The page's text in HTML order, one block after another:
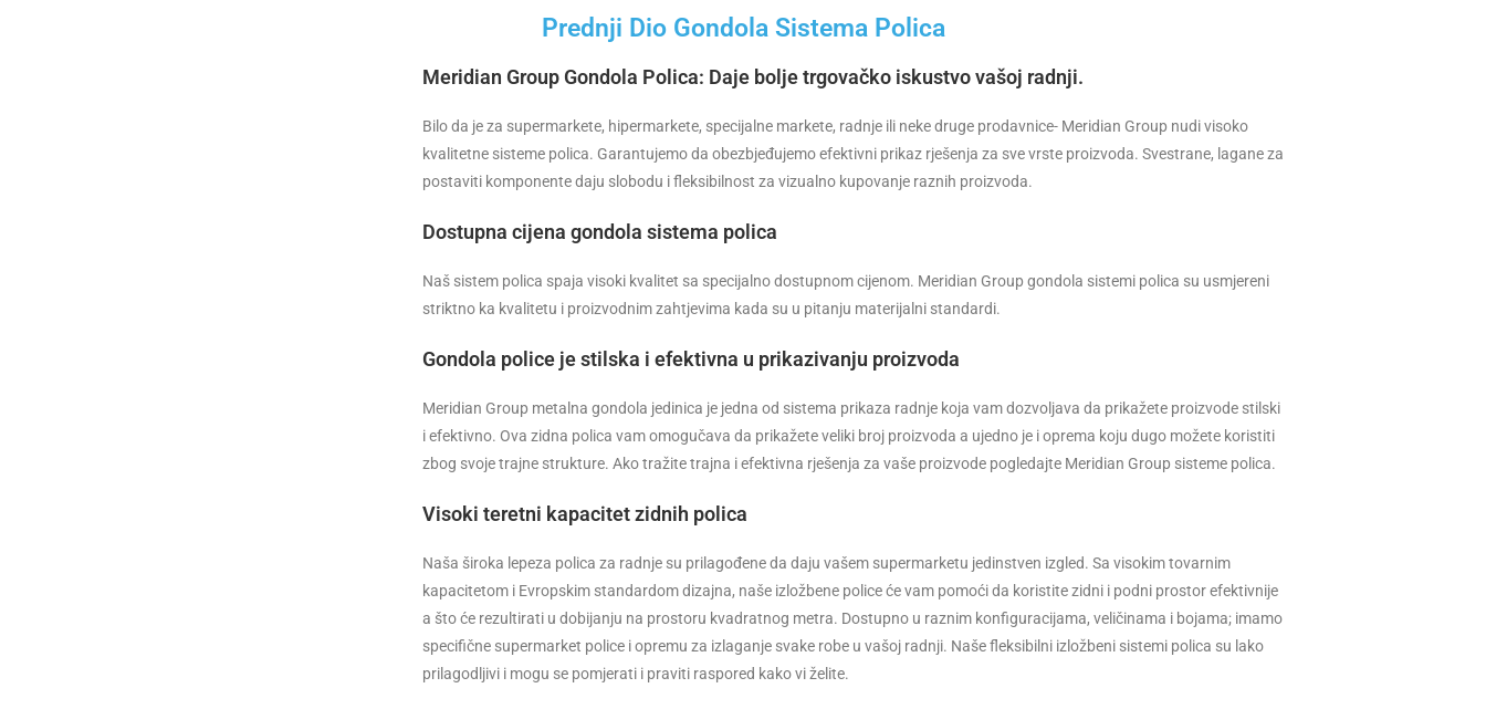
Prednji Dio Gondola Sistema Polica
Meridian Group Gondola Polica: Daje bolje trgovačko iskustvo vašoj radnji.
Bilo da je za supermarkete, hipermarkete, specijalne markete, radnje ili neke druge prodavnice- Meridian Group nudi visoko
kvalitetne sisteme polica. Garantujemo da obezbjeđujemo efektivni prikaz rješenja za sve vrste proizvoda. Svestrane, lagane za
postaviti komponente daju slobodu i fleksibilnost za vizualno kupovanje raznih proizvoda.
Dostupna cijena gondola sistema polica
Naš sistem polica spaja visoki kvalitet sa specijalno dostupnom cijenom. Meridian Group gondola sistemi polica su usmjereni
striktno ka kvalitetu i proizvodnim zahtjevima kada su u pitanju materijalni standardi.
Gondola police je stilska i efektivna u prikazivanju proizvoda
Meridian Group metalna gondola jedinica je jedna od sistema prikaza radnje koja vam dozvoljava da prikažete proizvode stilski
i efektivno. Ova zidna polica vam omogučava da prikažete veliki broj proizvoda a ujedno je i oprema koju dugo možete koristiti
zbog svoje trajne strukture. Ako tražite trajna i efektivna rješenja za vaše proizvode pogledajte Meridian Group sisteme polica.
Visoki teretni kapacitet zidnih polica
Naša široka lepeza polica za radnje su prilagođene da daju vašem supermarketu jedinstven izgled. Sa visokim tovarnim
kapacitetom i Evropskim standardom dizajna, naše izložbene police će vam pomoći da koristite zidni i podni prostor efektivnije
a što će rezultirati u dobijanju na prostoru kvadratnog metra. Dostupno u raznim konfiguracijama, veličinama i bojama; imamo
specifične supermarket police i opremu za izlaganje svake robe u vašoj radnji. Naše fleksibilni izložbeni sistemi polica su lako
prilagodljivi i mogu se pomjerati i praviti raspored kako vi želite.